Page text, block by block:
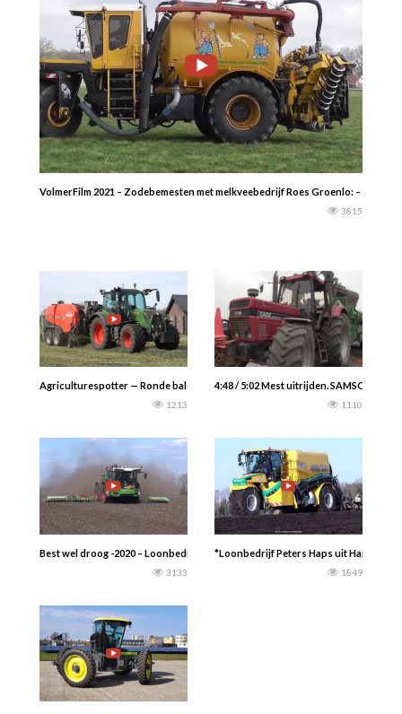
VolmerFilm 2021 – Zodebemesten met melkveebedrijf Roes Groenlo: –
3815
Agriculturespotter — Ronde balen persen en wikkelen in Uddel met een
1213
4:48 / 5:02 Mest uitrijden. SAMSON
1110
Best wel droog -2020 – Loonbedrijf Meppelink bv Dalerveen. Vloeibare
3133
*Loonbedrijf Peters Haps uit Haps aan
1849